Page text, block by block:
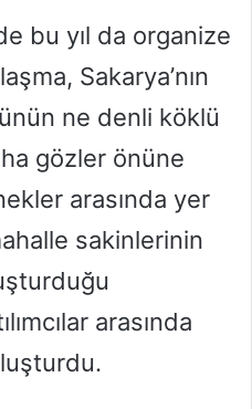
bu yıl da organize
Sakarya’nın
ne denli köklü
gözler önüne
arasında yer
sakinlerinin
arasında